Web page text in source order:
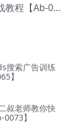
环新网络.谷歌大叔团队谷歌SEO实战教程【Ab-0024】
搜索广告训练
】
叔老师教你快
】